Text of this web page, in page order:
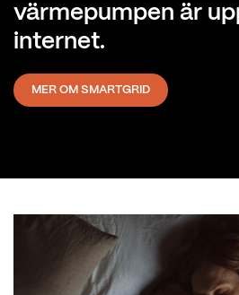
värme­pumpen är
internet.
MER OM SMARTGRID